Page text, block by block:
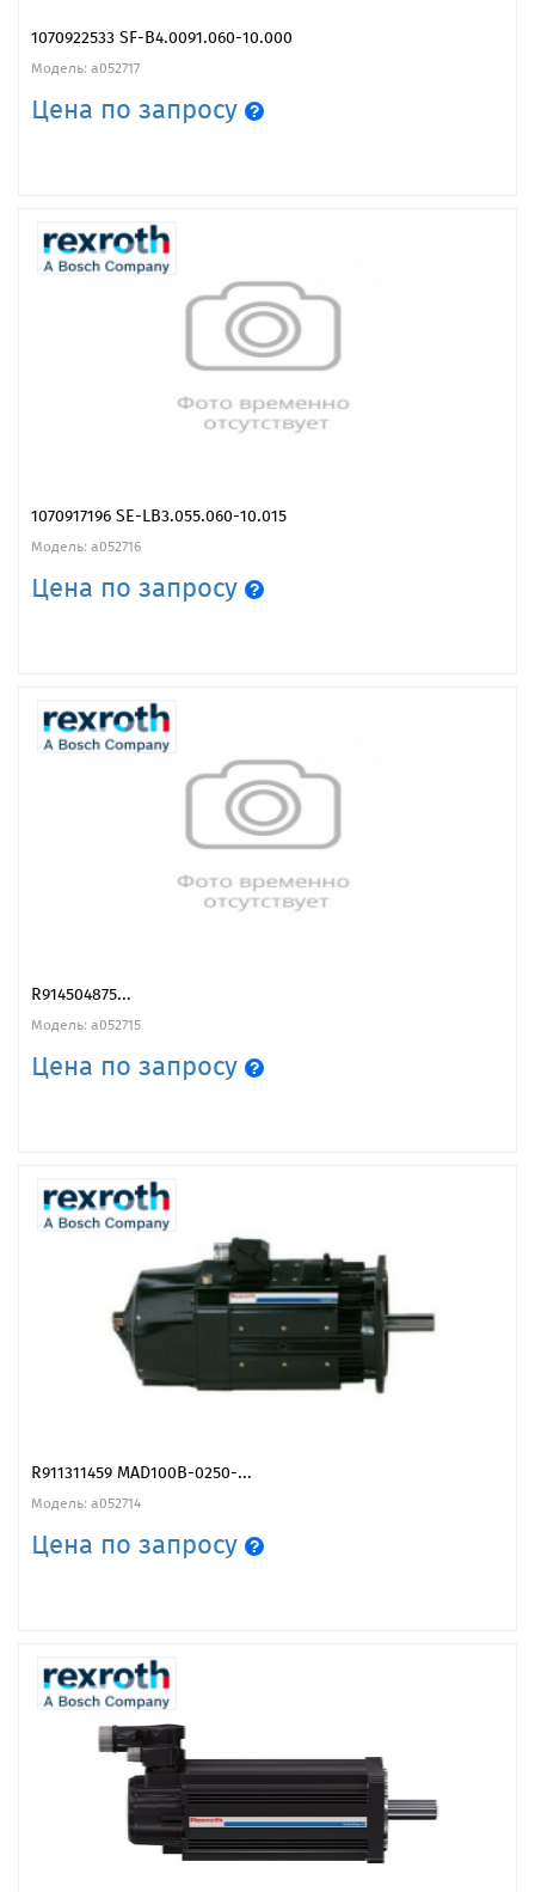
1070922533 SF-B4.0091.060-10.000
Модель: a052717
Цена по запросу
1070917196 SE-LB3.055.060-10.015
Модель: a052716
Цена по запросу
R914504875...
Модель: a052715
Цена по запросу
R911311459 MAD100B-0250-...
Модель: a052714
Цена по запросу